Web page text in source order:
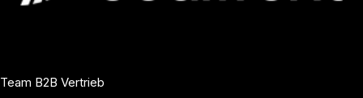
Team B2B Vertrieb